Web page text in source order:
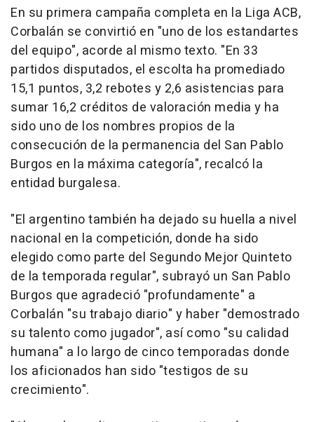
En su primera campaña completa en la Liga ACB,
Corbalán se convirtió en "uno de los estandartes
del equipo", acorde al mismo texto. "En 33
partidos disputados, el escolta ha promediado
15,1 puntos, 3,2 rebotes y 2,6 asistencias para
sumar 16,2 créditos de valoración media y ha
sido uno de los nombres propios de la
consecución de la permanencia del San Pablo
Burgos en la máxima categoría", recalcó la
entidad burgalesa.
"El argentino también ha dejado su huella a nivel
nacional en la competición, donde ha sido
elegido como parte del Segundo Mejor Quinteto
de la temporada regular", subrayó un San Pablo
Burgos que agradeció "profundamente" a
Corbalán "su trabajo diario" y haber "demostrado
su talento como jugador", así como "su calidad
humana" a lo largo de cinco temporadas donde
los aficionados han sido "testigos de su
crecimiento".